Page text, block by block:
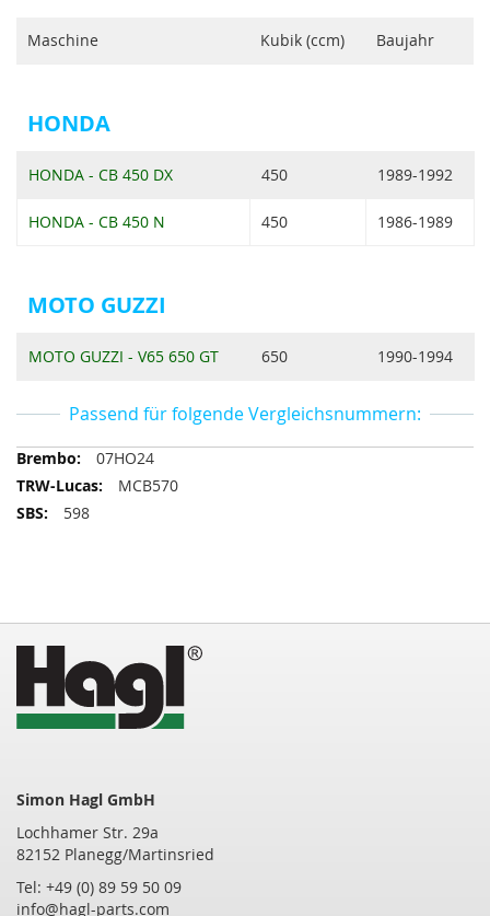
Maschine Kubik (ccm) Baujahr
HONDA
HONDA - CB 450 DX 450 1989-1992
HONDA - CB 450 N 450 1986-1989
MOTO GUZZI
MOTO GUZZI - V65 650 GT 650 1990-1994
Passend für folgende Vergleichsnummern:
Passend
für
Vergleichsnummern
07HO24
MCB570
598
Simon Hagl GmbH
Lochhamer Str. 29a
82152 Planegg/Martinsried
Tel: +49 (0) 89 59 50 09
info@hagl-parts.com